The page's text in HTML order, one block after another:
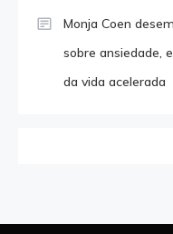
Monja Coen
sobre ansiedade,
da vida acelerada